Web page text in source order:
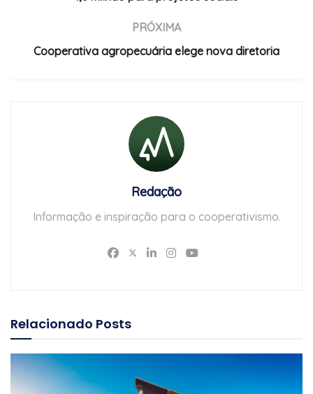
PRÓXIMA
Cooperativa agropecuária elege nova diretoria
Redação
Informação e inspiração para o cooperativismo.
Relacionado Posts